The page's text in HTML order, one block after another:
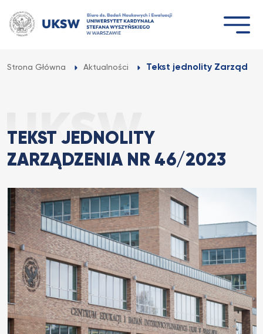
do
treści
Strona Główna Aktualności Tekst jednolity
TEKST JEDNOLITY
ZARZĄDZENIA NR 46/2023